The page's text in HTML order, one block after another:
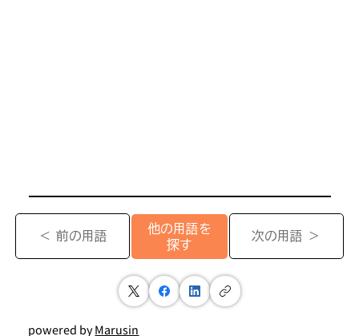
＜ 前の用語
他の用語を
探す
次の用語 ＞
powered byMarusin